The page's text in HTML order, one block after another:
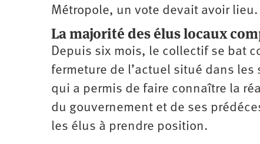
Métropole, un vote devait avoir lieu.
La majorité des élus locaux
Depuis six mois, le collectif se bat
fermeture de l’actuel situé dans
qui a permis de faire connaître la
du gouvernement et de ses
les élus à prendre position.